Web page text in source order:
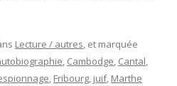
Lecture / autres, et marquée
, Cambodge, Cantal,
, Fribourg, juif, Marthe